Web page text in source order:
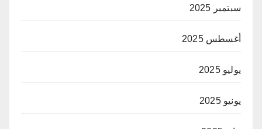
سبتمبر 2025
أغسطس 2025
يوليو 2025
يونيو 2025